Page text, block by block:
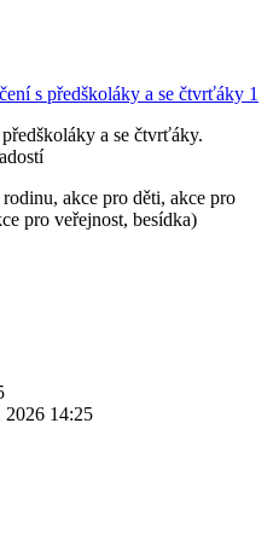
a se čtvrťáky.
akce pro děti, akce pro
pro veřejnost, besídka)
2026 14:25